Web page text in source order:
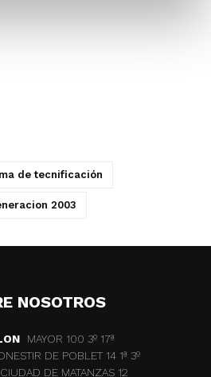
de tecnificación
2003
NOSOTROS
MAYOR 100 3º 17ª
DE POBLET 14 1ª 3º
CIUDAD DE MATANZAS 12